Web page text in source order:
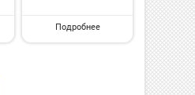
Подробнее